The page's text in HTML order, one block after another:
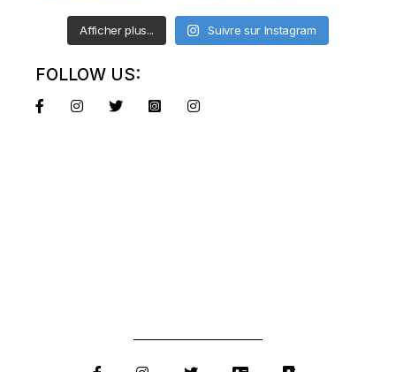
Afficher plus... Suivre sur Instagram
FOLLOW US: